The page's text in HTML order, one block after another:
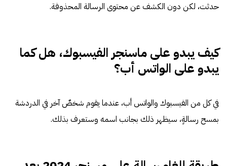
حدثت، لكن دون الكشف عن محتوى الرسالة المحذوفة.
كيف يبدو على ماسنجر الفيسبوك، هل كما
يبدو على الواتس أب؟
في كل من الفيسبوك والواتس أب، عندما يقوم شخصٌ آخر في الدردشة
بمسح رسالةٍ، سيظهر ذلك بجانب اسمه وستعرف بذلك.